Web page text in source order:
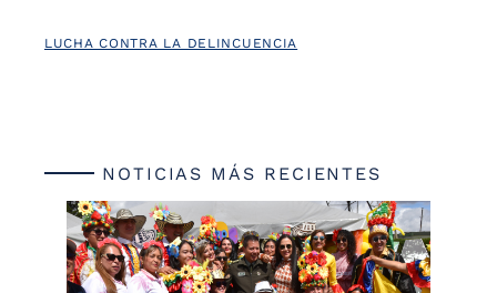
LUCHA CONTRA LA DELINCUENCIA
NOTICIAS MÁS RECIENTES